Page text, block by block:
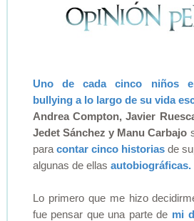
Uno de cada cinco niños
bullying a lo largo de su vida
Andrea Compton, Javier
Jedet Sánchez y Manu Carbajo
para contar cinco historiasde
algunas de ellas autobiográficas.
Lo primero que me hizo
fue pensar que una parte de mi